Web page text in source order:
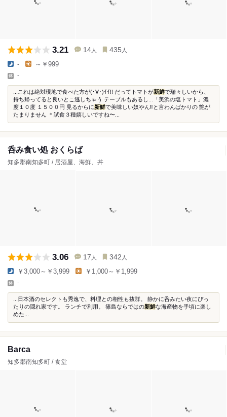
3.21 14 人 435 人
- ～￥999
-
...これは絶対現地で食べた方が(･∀･)ｲｲ!! だってトマトが新鮮で瑞々しいから、
持ち帰ってると良いとこ逃しちゃう テーブルもあるし...「美浜の塩トマト」濃
度１０度 １５００円 見るからに新鮮で美味しい奴やん‼️と言わんばかりの 艶が
たまりません ＊試食３種嬉しいですね〜...
呑み食い処 おくらば
知多郡南知多町 / 居酒屋、海鮮、丼
3.06 17 人 342 人
￥3,000～￥3,999 ￥1,000～￥1,999
-
...日本酒のセレクトも秀逸で、料理との相性も抜群。 静かに呑みたい夜にぴっ
たりの隠れ家です。 ランチで利用。 篠島ならではの新鮮な海産物を手頃に楽し
めた...
Barca
知多郡南知多町 / 食堂